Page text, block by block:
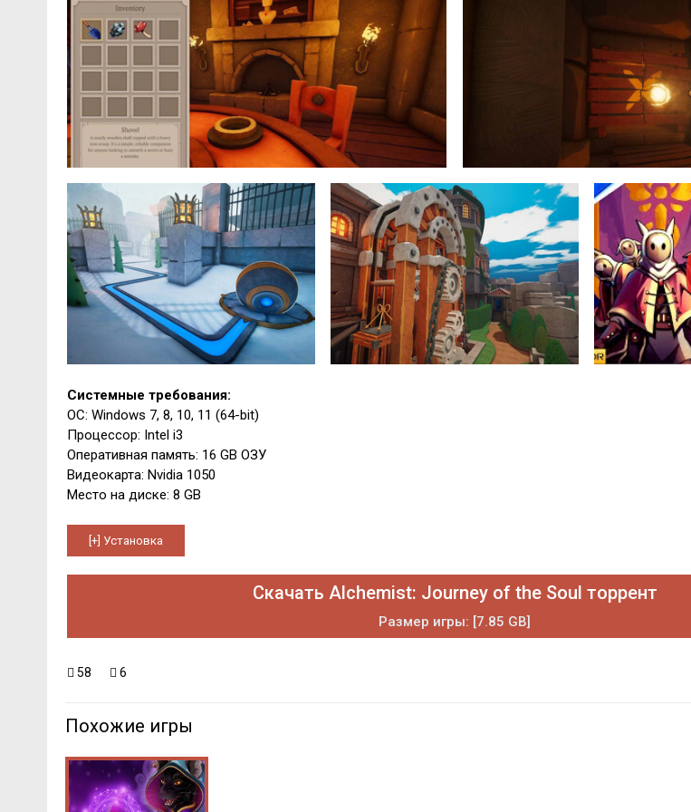
Системные требования:
ОС: Windows 7, 8, 10, 11 (64-bit)
Процессор: Intel i3
Оперативная память: 16 GB ОЗУ
Видеокарта: Nvidia 1050
Место на диске: 8 GB
Скачать Alchemist: Journey of the Soul торрент
Размер игры: [7.85 GB]
58 6
Похожие игры